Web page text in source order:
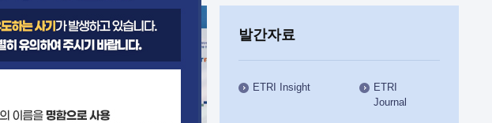
인공지능안전연구소
우주항공반도체전략연구단
대경권연구본부
호남권연구본부
기획본부
ETRI CI
발간자료
ETRI Insight
ETRI
Journal